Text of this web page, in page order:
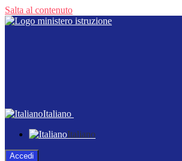
Salta al contenuto
Italiano
Italiano
Accedi